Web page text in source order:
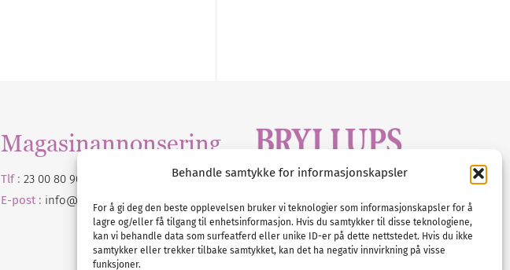
Behandle samtykke for informasjonskapsler
For å gi deg den beste opplevelsen bruker vi teknologier som informasjonskapsler for å
lagre og/eller få tilgang til enhetsinformasjon. Hvis du samtykker til disse teknologiene,
kan vi behandle data som surfeatferd eller unike ID-er på dette nettstedet. Hvis du ikke
samtykker eller trekker tilbake samtykket, kan det ha negativ innvirkning på visse
funksjoner.
Magasinannonsering
Tlf : 23 00 80 90
E-post : info@ nordicbridalmedia
E-post :info@nordicbridalmedia.com
Bryllupsmagasinet Norge
© All rights reserved.
VAT: NO911740648